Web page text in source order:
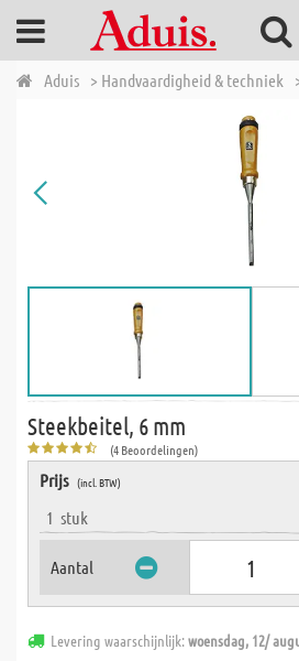
Aduis > Handvaardigheid & techniek
Steekbeitel, 6 mm
(4 Beoordelingen)
Prijs (incl. BTW)
1 stuk
Aantal
Levering waarschijnlijk:woensdag, 12/